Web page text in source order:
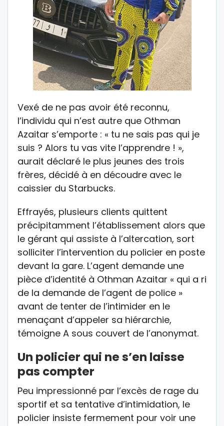
Vexé de ne pas avoir été reconnu,
l’individu qui n’est autre que Othman
Azaitar s’emporte : « tu ne sais pas qui je
suis ? Alors tu vas vite l’apprendre ! »,
aurait déclaré le plus jeunes des trois
frères, décidé à en découdre avec le
caissier du Starbucks.
Effrayés, plusieurs clients quittent
précipitamment l’établissement alors que
le gérant qui assiste à l’altercation, sort
solliciter l’intervention du policier en poste
devant la gare. L’agent demande une
pièce d’identité à Othman Azaitar « qui a ri
de la demande de l’agent de police »
avant de tenter de l’intimider en le
menaçant d’appeler sa hiérarchie,
témoigne A sous couvert de l’anonymat.
Un policier qui ne s’en laisse
pas compter
Peu impressionné par l’excès de rage du
sportif et sa tentative d’intimidation, le
policier insiste fermement pour voir une